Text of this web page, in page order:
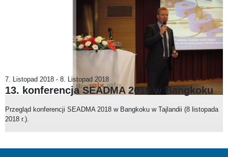
7. Listopad 2018 - 8. Listopad 2018
13. konferencja SEADMA 2018 w Bangkoku
Przegląd konferencji SEADMA 2018 w Bangkoku w Tajlandii (8 listopada
2018 r.).